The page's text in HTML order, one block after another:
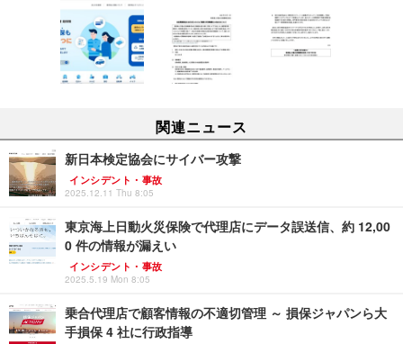
関連ニュース
新日本検定協会にサイバー攻撃
インシデント・事故
2025.12.11 Thu 8:05
東京海上日動火災保険で代理店にデータ誤送信、約 12,00
0 件の情報が漏えい
インシデント・事故
2025.5.19 Mon 8:05
乗合代理店で顧客情報の不適切管理 ～ 損保ジャパンら大
手損保 4 社に行政指導